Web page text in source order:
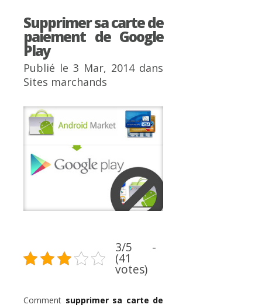
Supprimer sa carte de
paiement de Google
Play
Publié le 3 Mar, 2014 dans
Sites marchands
3/5 -
(41
votes)
Comment supprimer sa carte de